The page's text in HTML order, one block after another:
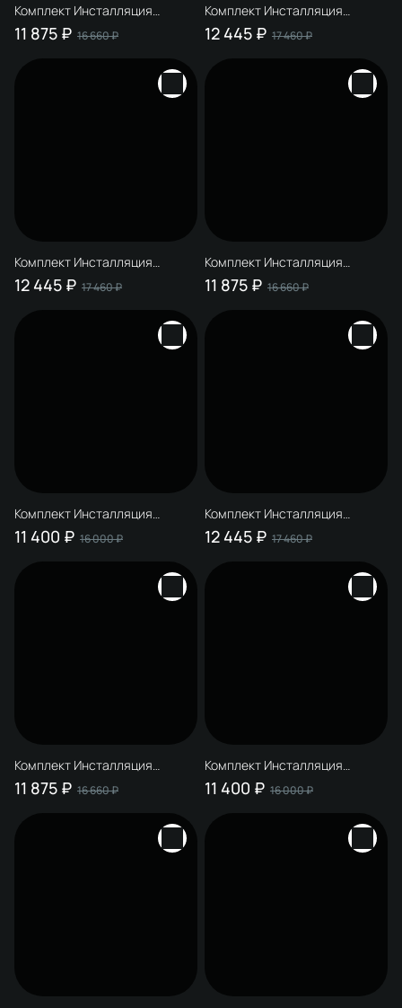
Комплект Инсталляция
STWORKI S510000 + Кнопка
S51561GBK цвет глянцевый
11 875 ₽ 16 660 ₽
Комплект Инсталляция
STWORKI S510000 + Кнопка
S51562NI цвет брашированный
12 445 ₽ 17 460 ₽
Комплект Инсталляция
STWORKI S510000 + Кнопка
S51512NI цвет брашированный
12 445 ₽ 17 460 ₽
Комплект Инсталляция
STWORKI S510000 + Кнопка
S51531GBK цвет глянцевый
11 875 ₽ 16 660 ₽
Комплект Инсталляция
STWORKI S510000 + Кнопка
S51531WH цвет глянцевый
11 400 ₽ 16 000 ₽
Комплект Инсталляция
STWORKI S510000 + Кнопка
S51522NI цвет брашированный
12 445 ₽ 17 460 ₽
Комплект Инсталляция
STWORKI S510000 + Кнопка
S51521GBK цвет глянцевый
11 875 ₽ 16 660 ₽
Комплект Инсталляция
STWORKI S510000 + Кнопка
S51511WH цвет глянцевый
11 400 ₽ 16 000 ₽